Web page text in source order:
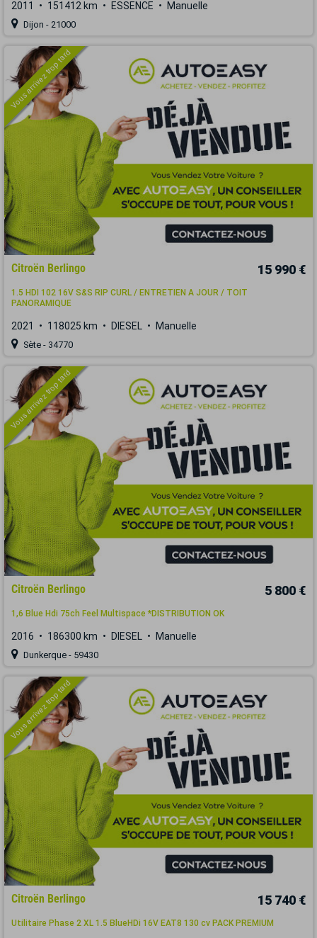
2011 151412 km ESSENCE Manuelle
Dijon - 21000
Vous arrivez trop tard
Citroën Berlingo 15 990 €
1.5 HDI 102 16V S&S RIP CURL / ENTRETIEN A JOUR / TOIT
PANORAMIQUE
2021 118025 km DIESEL Manuelle
Sète - 34770
Vous arrivez trop tard
Citroën Berlingo 5 800 €
1,6 Blue Hdi 75ch Feel Multispace *DISTRIBUTION OK
2016 186300 km DIESEL Manuelle
Dunkerque - 59430
Vous arrivez trop tard
Citroën Berlingo 15 740 €
Utilitaire Phase 2 XL 1.5 BlueHDi 16V EAT8 130 cv PACK PREMIUM